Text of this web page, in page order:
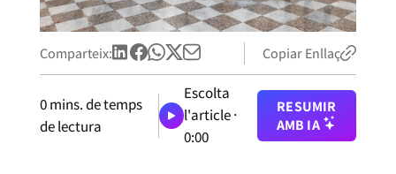
Comparteix: Copiar Enllaç
0mins. de temps
de lectura
Escolta
l'article ·
0:00
RESUMIR
AMB IA